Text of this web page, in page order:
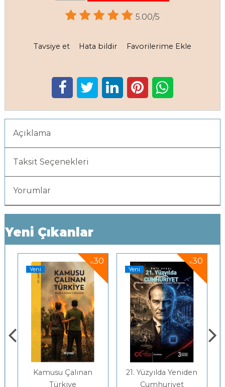
5.00/5
Tavsiye et Hata bildir Favorilerime Ekle
Açıklama
Taksit Seçenekleri
Yorumlar
Yeni Çıkanlar
%30
Yeni
Kamusu Çalınan
Türkiye
%30
Yeni
21. Yüzyılda Yeniden
Cumhuriyet